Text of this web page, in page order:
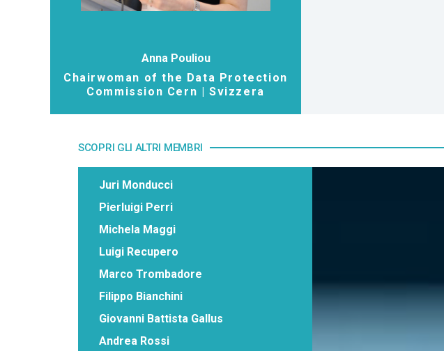
Anna Pouliou
Chairwoman of the Data Protection
Commission Cern | Svizzera
SCOPRI GLI ALTRI MEMBRI
Juri Monducci
Pierluigi Perri
Michela Maggi
Luigi Recupero
Marco Trombadore
Filippo Bianchini
Giovanni Battista Gallus
Andrea Rossi